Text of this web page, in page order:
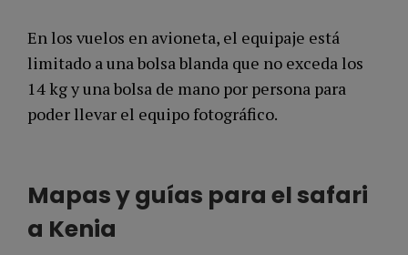
En los vuelos en avioneta, el equipaje está
limitado a una bolsa blanda que no exceda los
14 kg y una bolsa de mano por persona para
poder llevar el equipo fotográfico.
Mapas y guías para el safari
a Kenia